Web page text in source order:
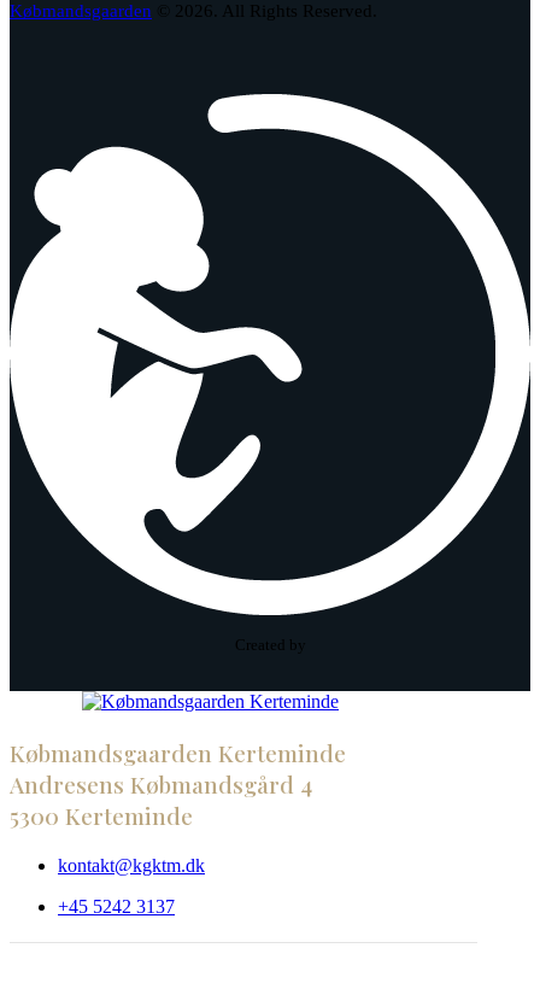
Købmandsgaarden © 2026. All Rights Reserved.
Created by
Købmandsgaarden Kerteminde
Andresens Købmandsgård 4
5300 Kerteminde
kontakt@kgktm.dk
+45 5242 3137